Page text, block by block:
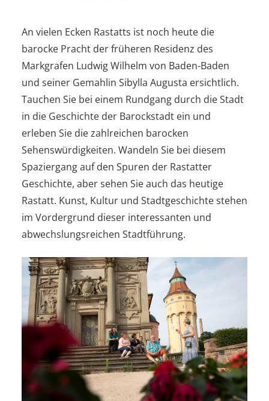
An vielen Ecken Rastatts ist noch heute die
barocke Pracht der früheren Residenz des
Markgrafen Ludwig Wilhelm von Baden-Baden
und seiner Gemahlin Sibylla Augusta ersichtlich.
Tauchen Sie bei einem Rundgang durch die Stadt
in die Geschichte der Barockstadt ein und
erleben Sie die zahlreichen barocken
Sehenswürdigkeiten. Wandeln Sie bei diesem
Spaziergang auf den Spuren der Rastatter
Geschichte, aber sehen Sie auch das heutige
Rastatt. Kunst, Kultur und Stadtgeschichte stehen
im Vordergrund dieser interessanten und
abwechslungsreichen Stadtführung.